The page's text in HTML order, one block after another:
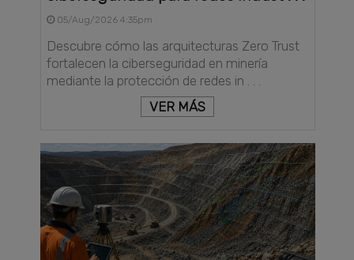
05/Aug/2026 4:35pm
Descubre cómo las arquitecturas Zero Trust
fortalecen la ciberseguridad en minería
mediante la protección de redes in . . .
VER MÁS